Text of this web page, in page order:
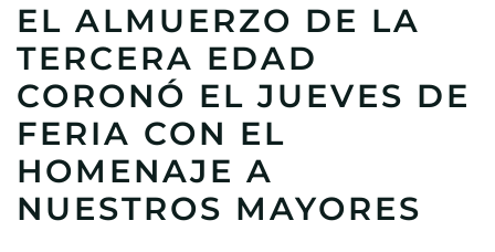
EL ALMUERZO DE LA
TERCERA EDAD
CORONÓ EL JUEVES DE
FERIA CON EL
HOMENAJE A
NUESTROS MAYORES